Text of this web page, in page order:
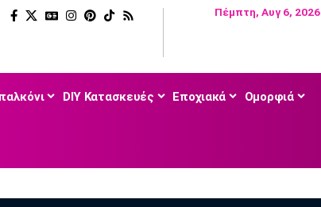
Πέμπτη, Αυγ 6, 2026
DIY Κατασκευές Εποχιακά Ομορφιά